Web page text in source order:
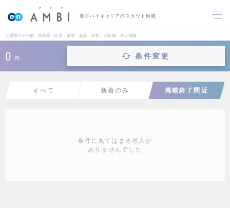
若手ハイキャリアのスカウト転職
三重県のその他、技術系（化学・素材・食品・衣料）の転職・求人情報
0 件 条件変更
すべて 新着のみ 掲載終了間近
条件にあてはまる求人が
ありませんでした